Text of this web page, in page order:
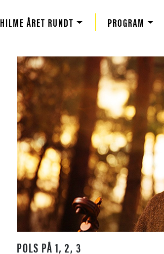
HILME ÅRET RUNDT PROGRAM
POLS PÅ 1, 2, 3